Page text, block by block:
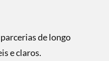
de longo
e claros.